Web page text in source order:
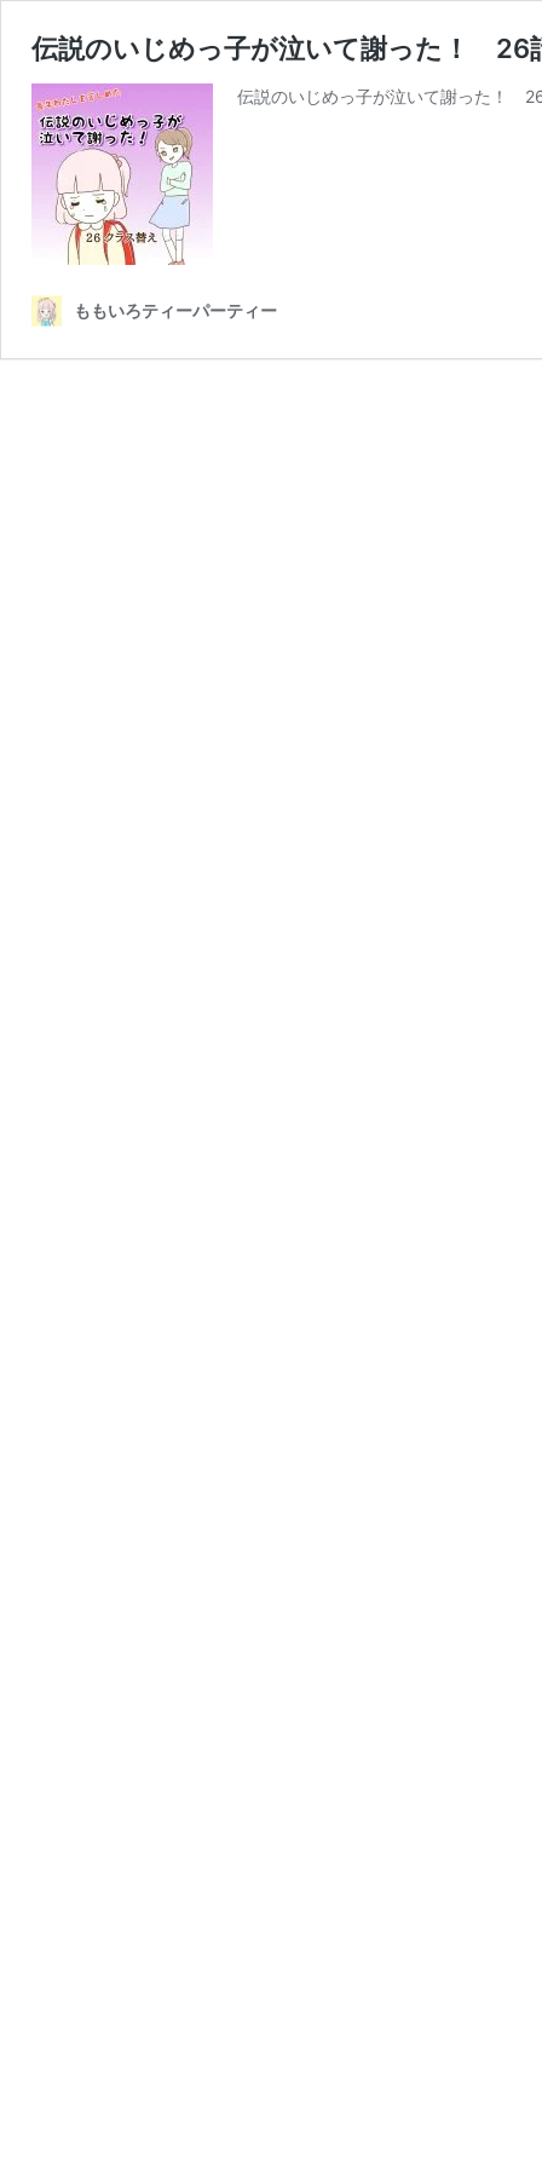
伝説のいじめっ子が泣いて謝った！
伝説のいじめっ子が泣いて謝った！
ももいろティーパーティー